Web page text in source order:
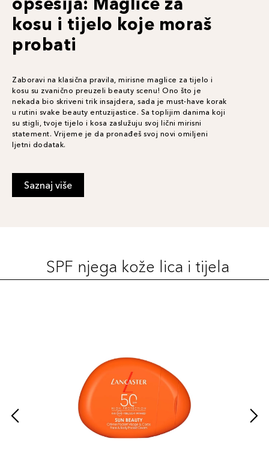
kosu i tijelo koje moraš
probati
Zaboravi na klasična pravila, mirisne maglice za tijelo i
kosu su zvanično preuzeli beauty scenu! Ono što je
nekada bio skriveni trik insajdera, sada je must-have korak
u rutini svake beauty entuzijastice. Sa toplijim danima koji
su stigli, tvoje tijelo i kosa zaslužuju svoj lični mirisni
statement. Vrijeme je da pronađeš svoj novi omiljeni
ljetni dodatak.
Saznaj više
SPF njega kože lica i tijela